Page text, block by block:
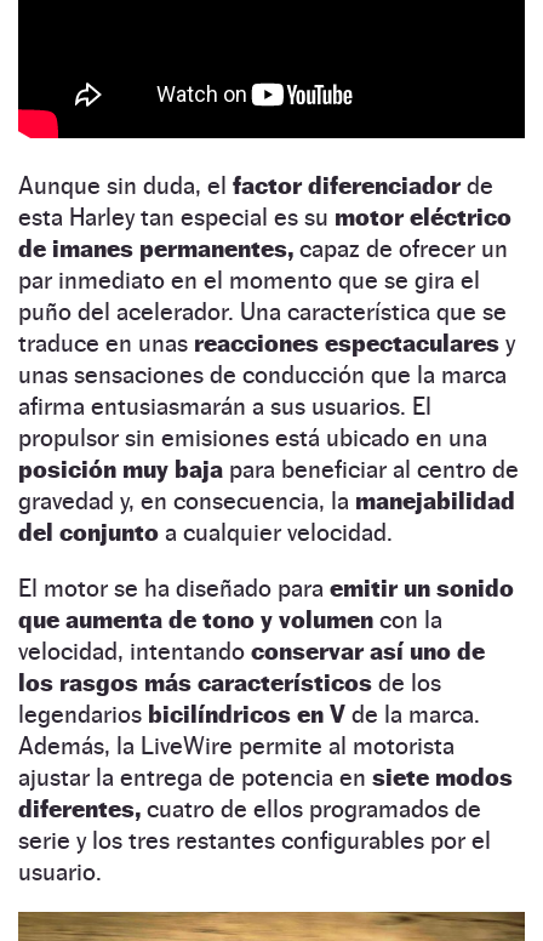
Aunque sin duda, el factor diferenciadorde
esta Harley tan especial es su motor eléctrico
de imanes permanentes, capaz de ofrecer un
par inmediato en el momento que se gira el
puño del acelerador. Una característica que se
traduce en unas reacciones espectaculares y
unas sensaciones de conducción que la marca
afirma entusiasmarán a sus usuarios. El
propulsor sin emisiones está ubicado en una
posición muy baja para beneficiar al centro de
gravedad y, en consecuencia, la manejabilidad
del conjunto a cualquier velocidad.
El motor se ha diseñado para emitir un sonido
que aumenta de tono y volumen con la
velocidad, intentando conservar así uno de
los rasgos más característicos de los
legendarios bicilíndricos en V de la marca.
Además, la LiveWire permite al motorista
ajustar la entrega de potencia en siete modos
diferentes, cuatro de ellos programados de
serie y los tres restantes configurables por el
usuario.